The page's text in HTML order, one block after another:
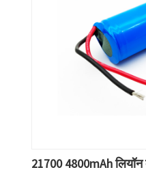
21700 4800mAh